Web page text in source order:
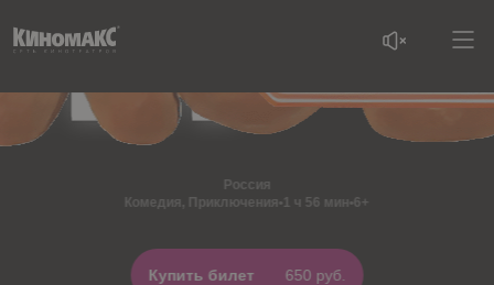
Россия
Комедия, Приключения •1 ч 56 мин • 6+
Купить билет 650 руб.